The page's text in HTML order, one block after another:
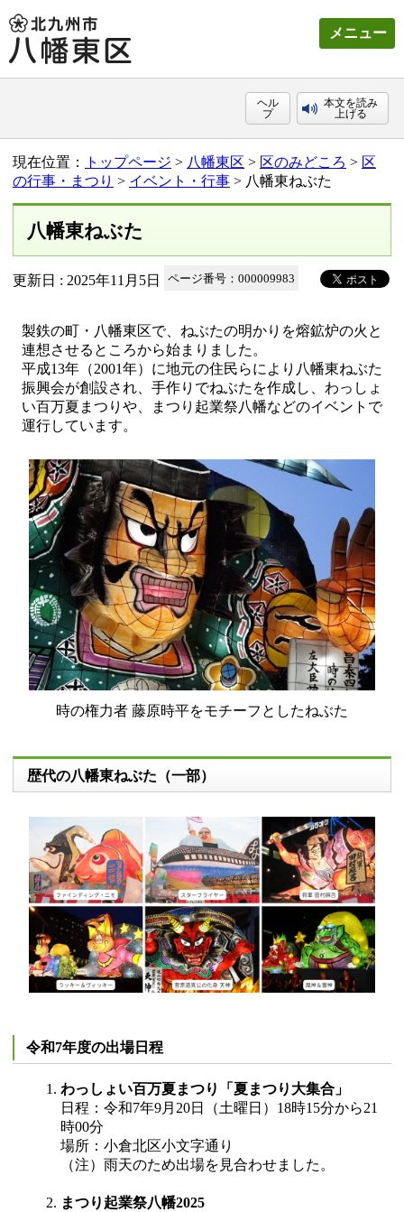
メニュー
ヘル
プ
本文を読み
上げる
現在位置： トップページ > 八幡東区 > 区のみどころ > 区
の行事・まつり > イベント・行事 > 八幡東ねぶた
八幡東ねぶた
更新日 : 2025年11月5日 ページ番号：000009983
製鉄の町・八幡東区で、ねぶたの明かりを熔鉱炉の火と
連想させるところから始まりました。
平成13年（2001年）に地元の住民らにより八幡東ねぶた
振興会が創設され、手作りでねぶたを作成し、わっしょ
い百万夏まつりや、まつり起業祭八幡などのイベントで
運行しています。
時の権力者 藤原時平をモチーフとしたねぶた
歴代の八幡東ねぶた（一部）
令和7年度の出場日程
わっしょい百万夏まつり「夏まつり大集合」
日程：令和7年9月20日（土曜日）18時15分から21
時00分
場所：小倉北区小文字通り
（注）雨天のため出場を見合わせました。
まつり起業祭八幡2025